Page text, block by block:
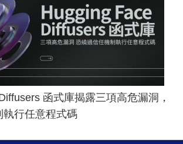
函式庫揭露三項高危漏洞，
行任意程式碼